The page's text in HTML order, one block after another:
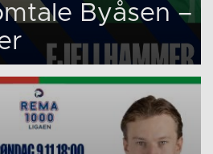
Byåsen –